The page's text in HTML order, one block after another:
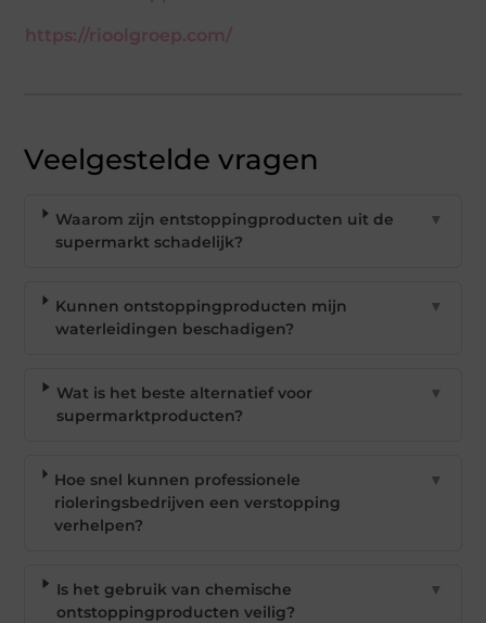
https://rioolgroep.com/
Veelgestelde vragen
Waarom zijn entstoppingproducten uit de
supermarkt schadelijk?
▼
Kunnen ontstoppingproducten mijn
waterleidingen beschadigen?
▼
Wat is het beste alternatief voor
supermarktproducten?
▼
Hoe snel kunnen professionele
rioleringsbedrijven een verstopping
verhelpen?
▼
Is het gebruik van chemische
ontstoppingproducten veilig?
▼